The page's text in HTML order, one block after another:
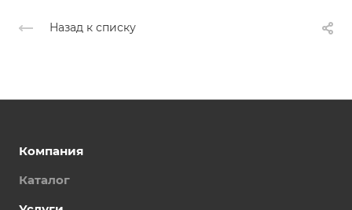
Назад к списку
Компания
Каталог